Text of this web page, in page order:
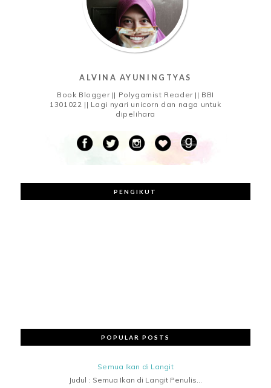
ALVINA AYUNINGTYAS
Book Blogger || Polygamist Reader || BBI
1301022 || Lagi nyari unicorn dan naga untuk
dipelihara
PENGIKUT
POPULAR POSTS
Semua Ikan di Langit
Judul : Semua Ikan di Langit Penulis...